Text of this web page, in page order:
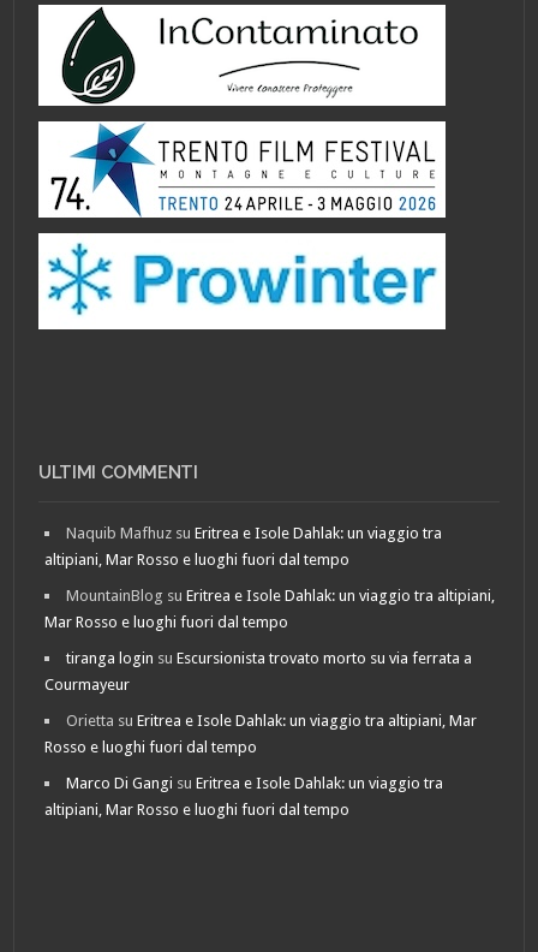
ULTIMI COMMENTI
Naquib Mafhuz suEritrea e Isole Dahlak: un viaggio tra
altipiani, Mar Rosso e luoghi fuori dal tempo
MountainBlog suEritrea e Isole Dahlak: un viaggio tra altipiani,
Mar Rosso e luoghi fuori dal tempo
tiranga login suEscursionista trovato morto su via ferrata a
Courmayeur
Orietta suEritrea e Isole Dahlak: un viaggio tra altipiani, Mar
Rosso e luoghi fuori dal tempo
Marco Di Gangi suEritrea e Isole Dahlak: un viaggio tra
altipiani, Mar Rosso e luoghi fuori dal tempo